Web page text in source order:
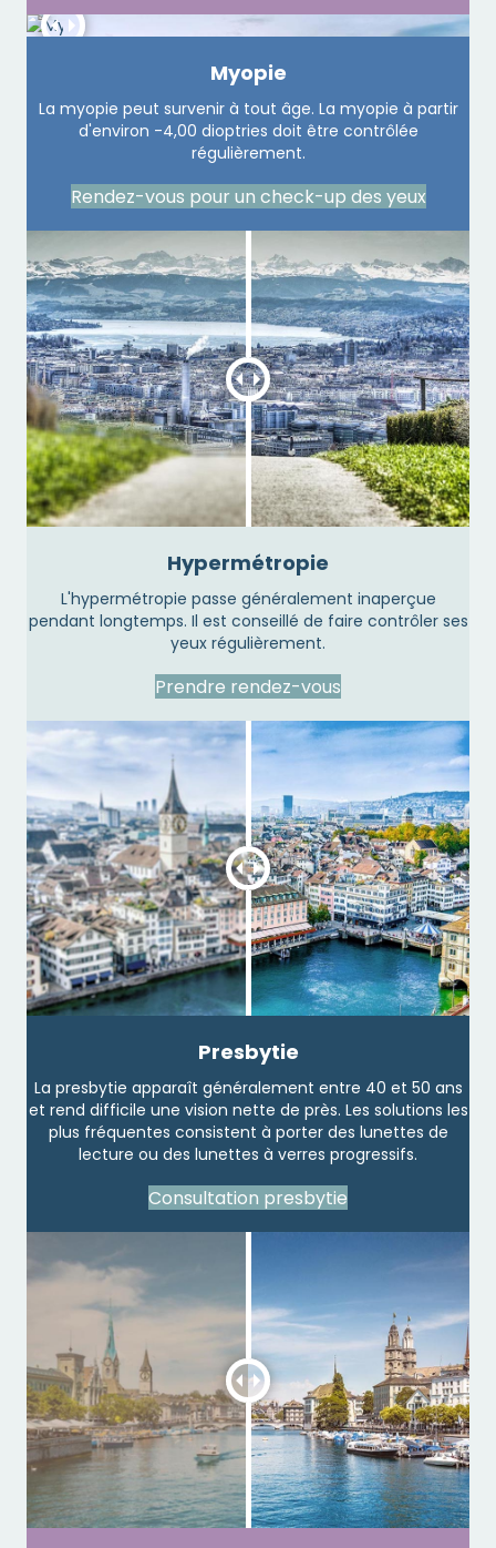
Myopie
La myopie peut survenir à tout âge. La myopie à partir
d'environ -4,00 dioptries doit être contrôlée
régulièrement.
Rendez-vous pour un check-up des yeux
Hypermétropie
L'hypermétropie passe généralement inaperçue
pendant longtemps. Il est conseillé de faire contrôler ses
yeux régulièrement.
Prendre rendez-vous
Presbytie
La presbytie apparaît généralement entre 40 et 50 ans
et rend difficile une vision nette de près. Les solutions les
plus fréquentes consistent à porter des lunettes de
lecture ou des lunettes à verres progressifs.
Consultation presbytie